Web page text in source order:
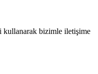
kullanarak bizimle iletişime